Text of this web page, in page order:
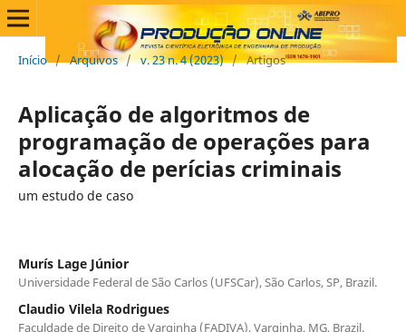
Início / Arquivos / v. 23 n. 4 (2023) / Artigos
Aplicação de algoritmos de
programação de operações para
alocação de perícias criminais
um estudo de caso
Murís Lage Júnior
Universidade Federal de São Carlos (UFSCar), São Carlos, SP, Brazil.
Claudio Vilela Rodrigues
Faculdade de Direito de Varginha (FADIVA), Varginha, MG, Brazil.